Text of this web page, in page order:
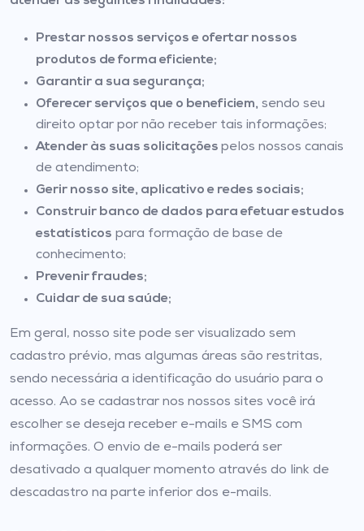
Prestar nossos serviços e ofertar nossos
produtos de forma eficiente;
Garantir a sua segurança;
Oferecer serviços que o beneficiem, sendo seu
direito optar por não receber tais informações;
Atender às suas solicitações pelos nossos canais
de atendimento;
Gerir nosso site, aplicativo e redes sociais;
Construir banco de dados para efetuar estudos
estatísticos para formação de base de
conhecimento;
Prevenir fraudes;
Cuidar de sua saúde;
Em geral, nosso site pode ser visualizado sem
cadastro prévio, mas algumas áreas são restritas,
sendo necessária a identificação do usuário para o
acesso. Ao se cadastrar nos nossos sites você irá
escolher se deseja receber e-mails e SMS com
informações. O envio de e-mails poderá ser
desativado a qualquer momento através do link de
descadastro na parte inferior dos e-mails.